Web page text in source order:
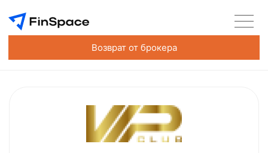
Возврат от брокера